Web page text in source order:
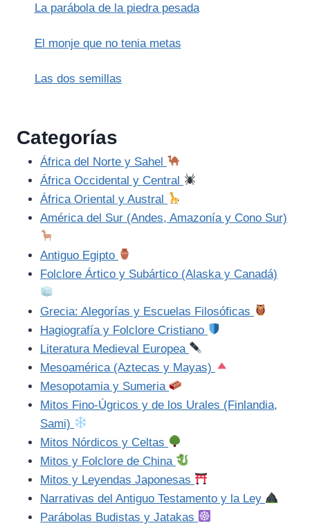
La parábola de la piedra pesada
El monje que no tenia metas
Las dos semillas
Categorías
África del Norte y Sahel
África Occidental y Central
África Oriental y Austral
América del Sur (Andes, Amazonía y Cono Sur)
Antiguo Egipto
Folclore Ártico y Subártico (Alaska y Canadá)
Grecia: Alegorías y Escuelas Filosóficas
Hagiografía y Folclore Cristiano
Literatura Medieval Europea
Mesoamérica (Aztecas y Mayas)
Mesopotamia y Sumeria
Mitos Fino-Úgricos y de los Urales (Finlandia,
Sami)
Mitos Nórdicos y Celtas
Mitos y Folclore de China
Mitos y Leyendas Japonesas
Narrativas del Antiguo Testamento y la Ley
Parábolas Budistas y Jatakas